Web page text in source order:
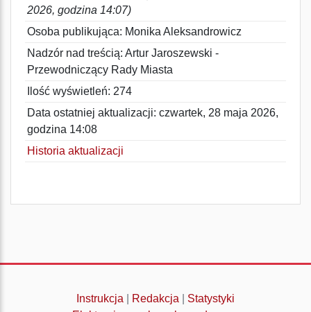
2026, godzina 14:07)
Osoba publikująca: Monika Aleksandrowicz
Nadzór nad treścią: Artur Jaroszewski -
Przewodniczący Rady Miasta
Ilość wyświetleń: 274
Data ostatniej aktualizacji: czwartek, 28 maja 2026,
godzina 14:08
Historia aktualizacji
Instrukcja Redakcja
Statystyki